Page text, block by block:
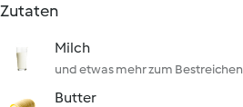
Zutaten
Milch
und etwas mehr zum Bestreichen
Butter